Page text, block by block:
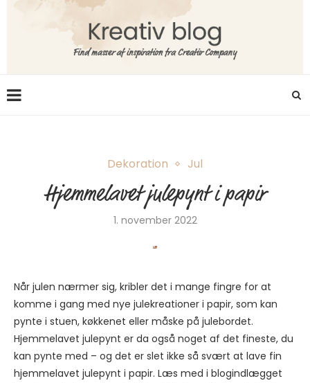
Dekoration Jul
Hjemmelavet julepynt i papir
1. november 2022
Når julen nærmer sig, kribler det i mange fingre for at
komme i gang med nye julekreationer i papir, som kan
pynte i stuen, køkkenet eller måske på julebordet.
Hjemmelavet julepynt er da også noget af det fineste, du
kan pynte med – og det er slet ikke så svært at lave fin
hjemmelavet julepynt i papir. Læs med i blogindlægget